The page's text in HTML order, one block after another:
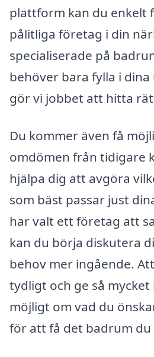
plattform kan du enkelt
pålitliga företag i din
specialiserade på
behöver bara fylla i dina
gör vi jobbet att hitta
Du kommer även få
omdömen från tidigare
hjälpa dig att avgöra
som bäst passar just
har valt ett företag att
kan du börja diskutera
behov mer ingående.
tydligt och ge så
möjligt om vad du
för att få det badrum